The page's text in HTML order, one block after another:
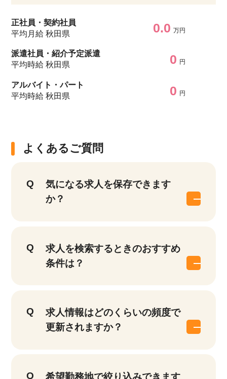
正社員・契約社員
平均月給 秋田県
0.0 万円
派遣社員・紹介予定派遣
平均時給 秋田県
0 円
アルバイト・パート
平均時給 秋田県
0 円
よくあるご質問
気になる求人を保存できます
か？
求人を検索するときのおすすめ
条件は？
求人情報はどのくらいの頻度で
更新されますか？
希望勤務地で絞り込みできます